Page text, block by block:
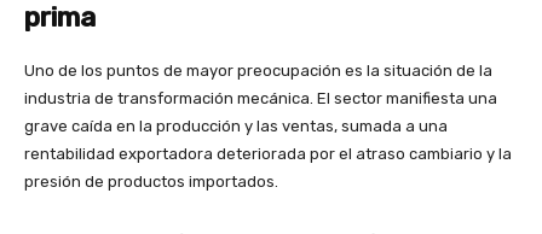
prima
Uno de los puntos de mayor preocupación es la situación de la
industria de transformación mecánica. El sector manifiesta una
grave caída en la producción y las ventas, sumada a una
rentabilidad exportadora deteriorada por el atraso cambiario y la
presión de productos importados.